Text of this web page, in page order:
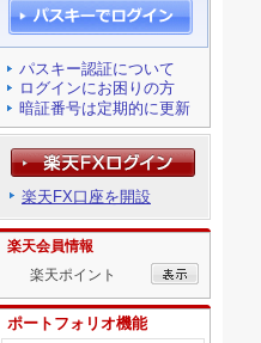
パスキー認証について
ログインにお困りの方
暗証番号は定期的に更新
楽天FX口座を開設
楽天会員情報
楽天ポイント
ポートフォリオ機能